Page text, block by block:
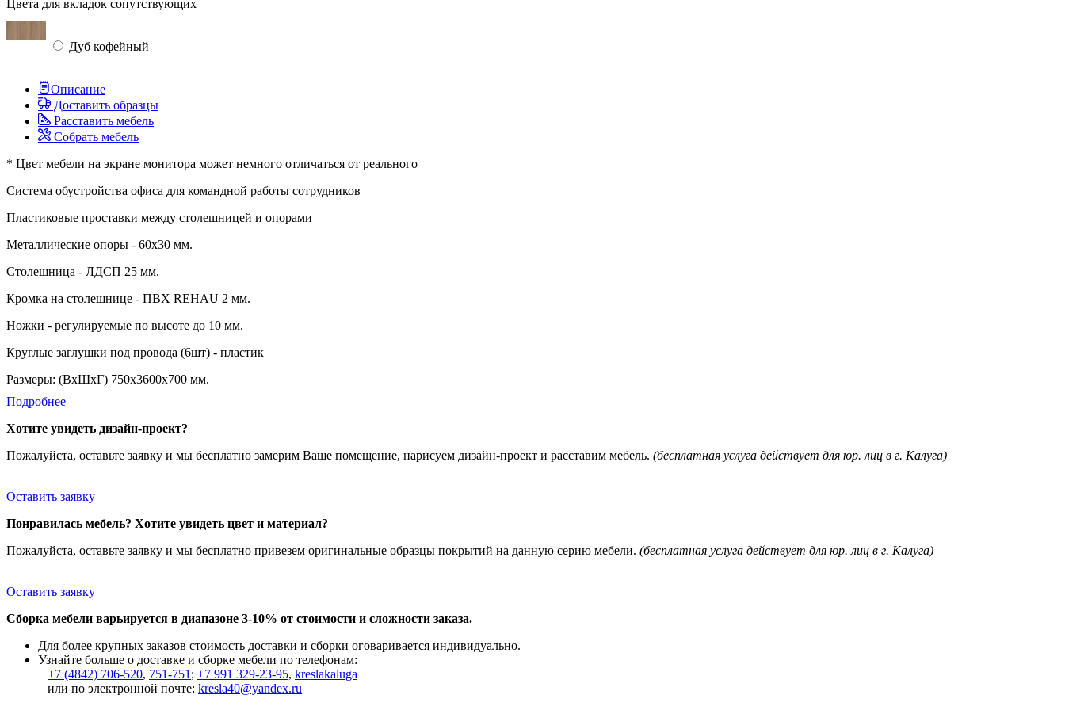
Цвета для вкладок сопутствующих
Дуб кофейный
Описание
Доставить образцы
Расставить мебель
Собрать мебель
* Цвет мебели на экране монитора может немного отличаться от реального
Система обустройства офиса для командной работы сотрудников
Пластиковые проставки между столешницей и опорами
Металлические опоры - 60х30 мм.
Столешница - ЛДСП 25 мм.
Кромка на столешнице - ПВХ REHAU 2 мм.
Ножки - регулируемые по высоте до 10 мм.
Круглые заглушки под провода (6шт) - пластик
Размеры: (ВхШхГ) 750х3600х700 мм.
Подробнее
Хотите увидеть дизайн-проект?
Пожалуйста, оставьте заявку и мы бесплатно замерим Ваше помещение, нарисуем дизайн-проект и расставим мебель. (бесплатная услуга действует для юр. лиц в г. Калуга)
Оставить заявку
Понравилась мебель? Хотите увидеть цвет и материал?
Пожалуйста, оставьте заявку и мы бесплатно привезем оригинальные образцы покрытий на данную серию мебели. (бесплатная услуга действует для юр. лиц в г. Калуга)
Оставить заявку
Сборка мебели варьируется в диапазоне 3-10% от стоимости и сложности заказа.
Для более крупных заказов стоимость доставки и сборки оговаривается индивидуально.
Узнайте больше о доставке и сборке мебели по телефонам:
+7 (4842) 706-520, 751-751 ; +7 991 329-23-95, kreslakaluga
или по электронной почте: kresla40@yandex.ru